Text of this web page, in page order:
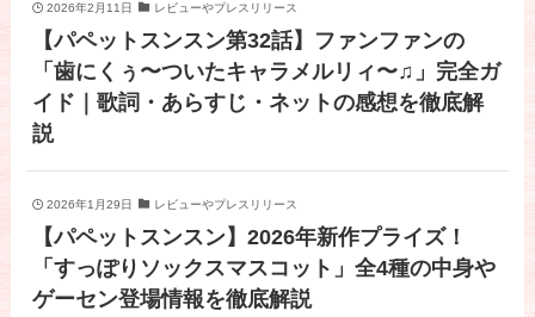
2026年2月11日 レビューやプレスリリース
【パペットスンスン第32話】ファンファンの
「歯にくぅ〜ついたキャラメルリィ〜♫」完全ガ
イド｜歌詞・あらすじ・ネットの感想を徹底解
説
2026年1月29日 レビューやプレスリリース
【パペットスンスン】2026年新作プライズ！
「すっぽりソックスマスコット」全4種の中身や
ゲーセン登場情報を徹底解説